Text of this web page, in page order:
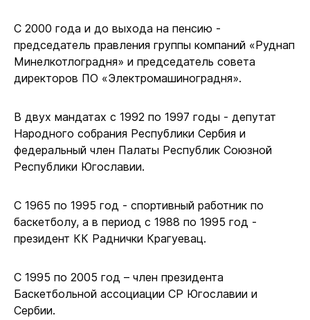
С 2000 года и до выхода на пенсию -
председатель правления группы компаний «Руднап
Минелкотлоградня» и председатель совета
директоров ПО «Электромашиноградня».
В двух мандатах с 1992 по 1997 годы - депутат
Народного собрания Республики Сербия и
федеральный член Палаты Республик Союзной
Республики Югославии.
С 1965 по 1995 год - спортивный работник по
баскетболу, а в период с 1988 по 1995 год -
президент КК Раднички Крагуевац.
С 1995 по 2005 год – член президента
Баскетбольной ассоциации СР Югославии и
Сербии.